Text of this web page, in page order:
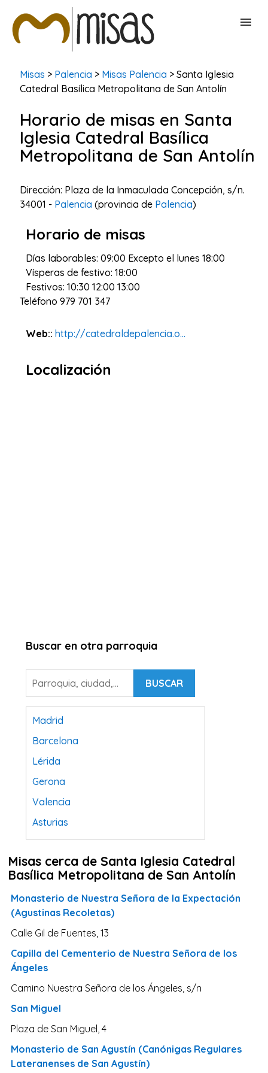
BUSCAR MISAS
Misas > Palencia > Misas Palencia > Santa Iglesia
Catedral Basí­lica Metropolitana de San Antolí­n
Horario de misas en Santa
Iglesia Catedral Basí­lica
Metropolitana de San Antolí­n
Dirección: Plaza de la Inmaculada Concepción, s/n.
34001 - Palencia (provincia de Palencia)
Horario de misas
Días laborables: 09:00 Excepto el lunes 18:00
Vísperas de festivo: 18:00
Festivos: 10:30 12:00 13:00
Teléfono 979 701 347
Web:: http://catedraldepalencia.o...
Localización
Buscar en otra parroquia
BUSCAR
Madrid
Barcelona
Lérida
Gerona
Valencia
Asturias
Tarragona
Navarra
Valladolid
Sevilla
Cantabria
Islas Baleares
Las Palmas
Málaga
Alicante
Toledo
Misas cerca de Santa Iglesia Catedral
Basí­lica Metropolitana de San Antolí­n
Monasterio de Nuestra Señora de la Expectación
(Agustinas Recoletas)
Calle Gil de Fuentes, 13
Capilla del Cementerio de Nuestra Señora de los
Ángeles
Camino Nuestra Señora de los Ángeles, s/n
San Miguel
Plaza de San Miguel, 4
Monasterio de San Agustín (Canónigas Regulares
Lateranenses de San Agustín)